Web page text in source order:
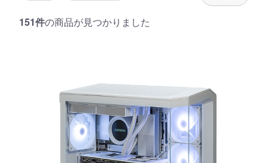
151件の商品が見つかりました